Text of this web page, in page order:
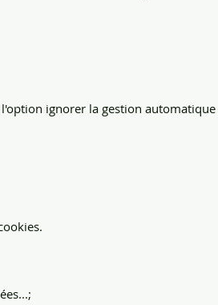
ignorer la gestion automatique